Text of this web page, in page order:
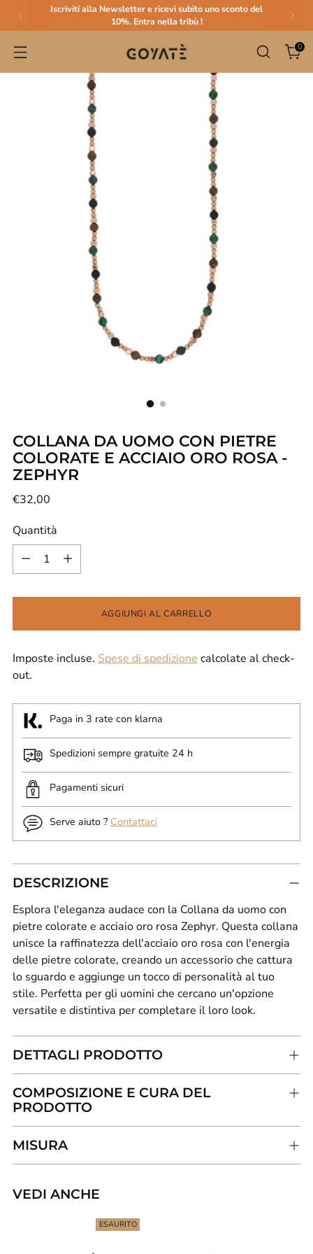
Iscriviti alla Newsletter e ricevi subito uno sconto del
10%. Entra nella tribù !
0
COLLANA DA UOMO CON PIETRE
COLORATE E ACCIAIO ORO ROSA -
ZEPHYR
Prezzo
listino
€32,00
Quantità
Quantità
AGGIUNGI AL CARRELLO
Imposte incluse. Spese di spedizione calcolate al check-
out.
Paga in 3 rate con klarna
Spedizioni sempre gratuite 24 h
Pagamenti sicuri
Serve aiuto ? Contattaci
DESCRIZIONE
Esplora l'eleganza audace con la Collana da uomo con
pietre colorate e acciaio oro rosa Zephyr. Questa collana
unisce la raffinatezza dell'acciaio oro rosa con l'energia
delle pietre colorate, creando un accessorio che cattura
lo sguardo e aggiunge un tocco di personalità al tuo
stile. Perfetta per gli uomini che cercano un'opzione
versatile e distintiva per completare il loro look.
DETTAGLI PRODOTTO
COMPOSIZIONE E CURA DEL
PRODOTTO
MISURA
Aggiungere
VEDI ANCHE
ESAURITO